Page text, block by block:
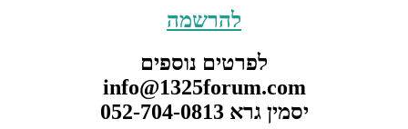
להרשמה
לפרטים נוספים
info@1325forum.com
יסמין גרא 052-704-0813